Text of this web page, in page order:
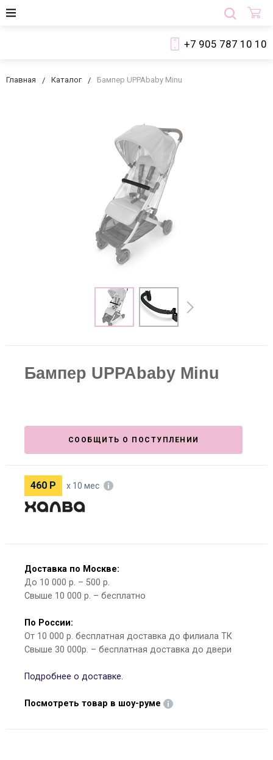
+7 905 787 10 10
Главная Каталог Бампер UPPAbaby Minu
Бампер UPPAbaby Minu
СООБЩИТЬ О ПОСТУПЛЕНИИ
460 Р х 10 мес
Доставка по Москве:
До 10 000 р. – 500 р.
Свыше 10 000 р. – бесплатно
По России:
От 10 000 р. бесплатная доставка до филиала ТК
Свыше 30 000р. – бесплатная доставка до двери
Подробнее о доставке.
Посмотреть товар в шоу-руме